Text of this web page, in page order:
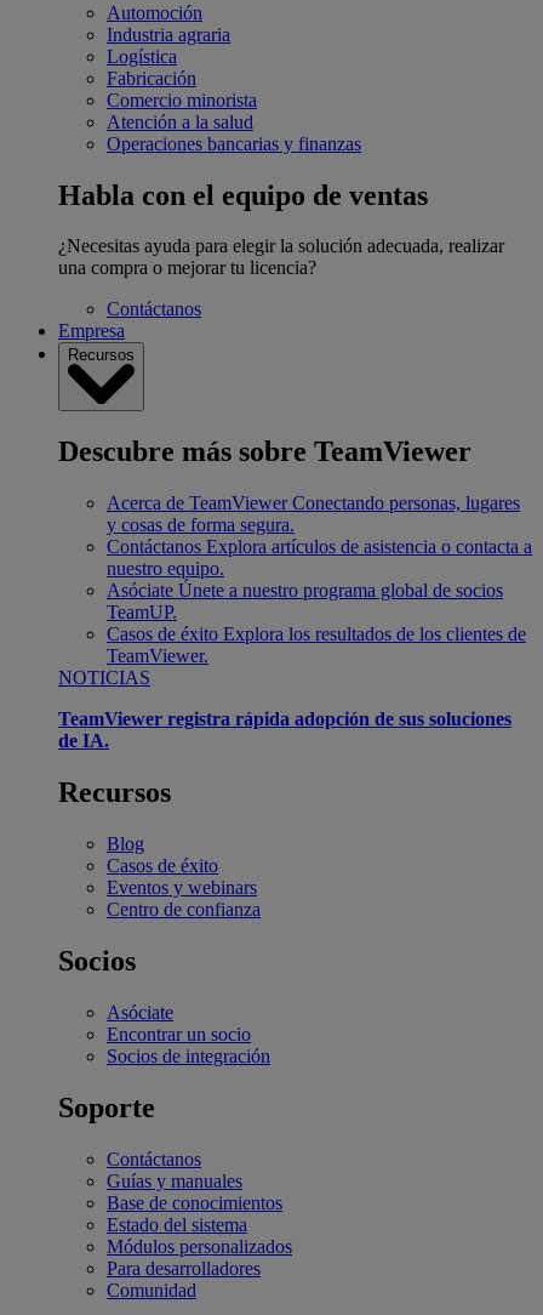
Automoción
Industria agraria
Logística
Fabricación
Comercio minorista
Atención a la salud
Operaciones bancarias y finanzas
Habla con el equipo de ventas
¿Necesitas ayuda para elegir la solución adecuada, realizar
una compra o mejorar tu licencia?
Contáctanos
Empresa
Recursos
Descubre más sobre TeamViewer
Acerca de TeamViewer Conectando personas, lugares
y cosas de forma segura.
Contáctanos Explora artículos de asistencia o contacta a
nuestro equipo.
Asóciate Únete a nuestro programa global de socios
TeamUP.
Casos de éxito Explora los resultados de los clientes de
TeamViewer.
NOTICIAS
TeamViewer registra rápida adopción de sus soluciones
de IA.
Recursos
Blog
Casos de éxito
Eventos y webinars
Centro de confianza
Socios
Asóciate
Encontrar un socio
Socios de integración
Soporte
Contáctanos
Guías y manuales
Base de conocimientos
Estado del sistema
Módulos personalizados
Para desarrolladores
Comunidad